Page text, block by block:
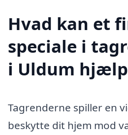
Hvad kan et
speciale i
i Uldum
Tagrenderne spiller en
beskytte dit hjem mod